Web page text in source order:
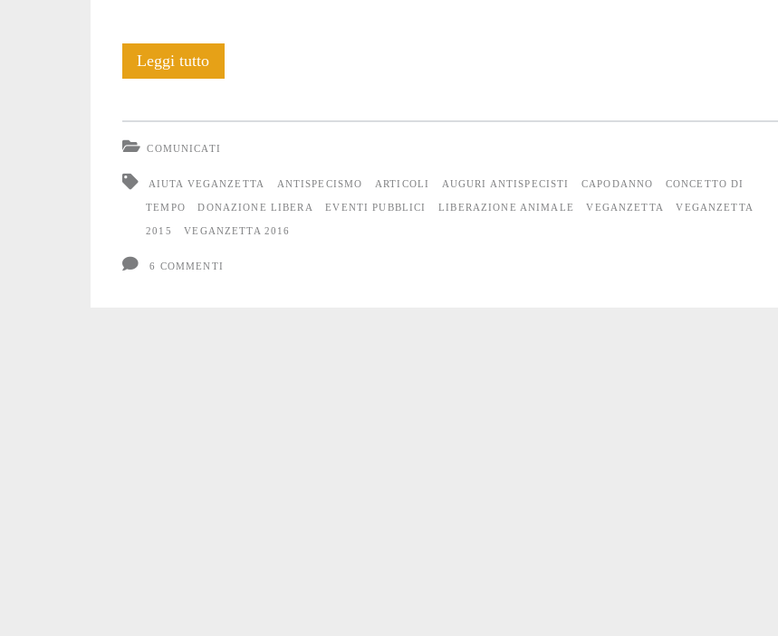
Leggi tuttoE
ci
proveremo
COMUNICATI
AIUTA VEGANZETTA ANTISPECISMO ARTICOLI AUGURI ANTISPECISTI CAPODANNO CONCETTO DI
TEMPO DONAZIONE LIBERA EVENTI PUBBLICI LIBERAZIONE ANIMALE VEGANZETTA VEGANZETTA
2015 VEGANZETTA 2016
6 COMMENTI